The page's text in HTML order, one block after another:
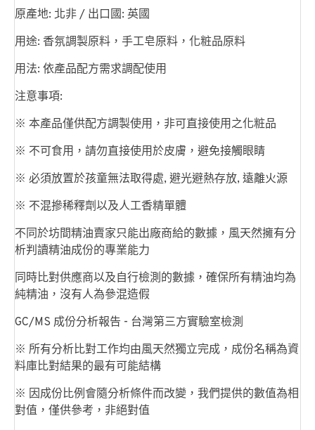
原產地: 北非 / 出口國: 英國
用途: 香氛調製原料，手工皂原料，化粧品原料
用法: 依產品配方需求調配使用
注意事項:
※ 本產品僅供配方調製使用，非可直接使用之化粧品
※ 不可食用，請勿直接使用於皮膚，避免接觸眼睛
※ 必須放置於孩童無法取得處, 避光避熱存放, 遠離火源
※ 不混摻稀釋劑以及人工香精單體
不同於坊間精油賣家只能出廠商給的數據，風天然擁有分
析判讀精油成份的專業能力
同時比對供應商以及自行檢測的數據，確保所有精油均為
純精油，沒有人為參混造假
GC/MS 成份分析報告 - 台灣第三方實驗室檢測
※ 所有分析比對工作均由風天然獨立完成，成份名稱為資
料庫比對結果的最有可能結構
※ 因成份比例會隨分析條件而改變，我們提供的數值為相
對值，僅供參考，非絕對值